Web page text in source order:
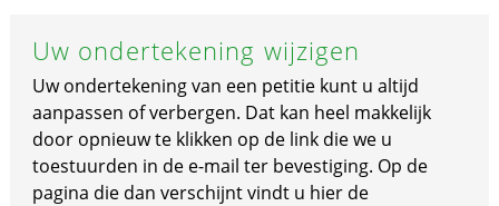
Uw ondertekening wijzigen
Uw ondertekening van een petitie kunt u altijd
aanpassen of verbergen. Dat kan heel makkelijk
door opnieuw te klikken op de link die we u
toestuurden in de e-mail ter bevestiging. Op de
pagina die dan verschijnt vindt u hier de